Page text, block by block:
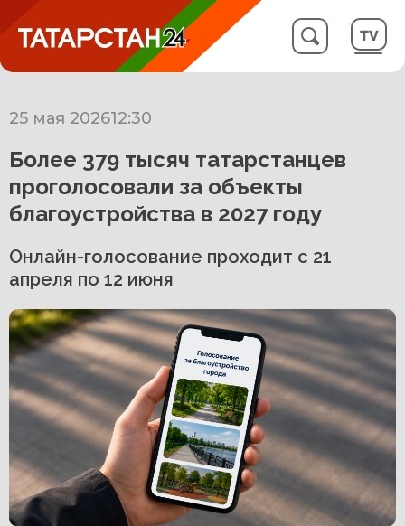
25 мая 202612:30
Более 379 тысяч татарстанцев
проголосовали за объекты
благоустройства в 2027 году
Онлайн-голосование проходит с 21
апреля по 12 июня